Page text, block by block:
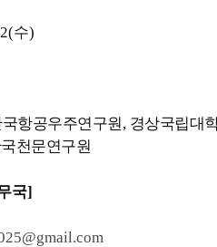
수)
국항공우주연구원, 경상국립대
천문연구원
국]